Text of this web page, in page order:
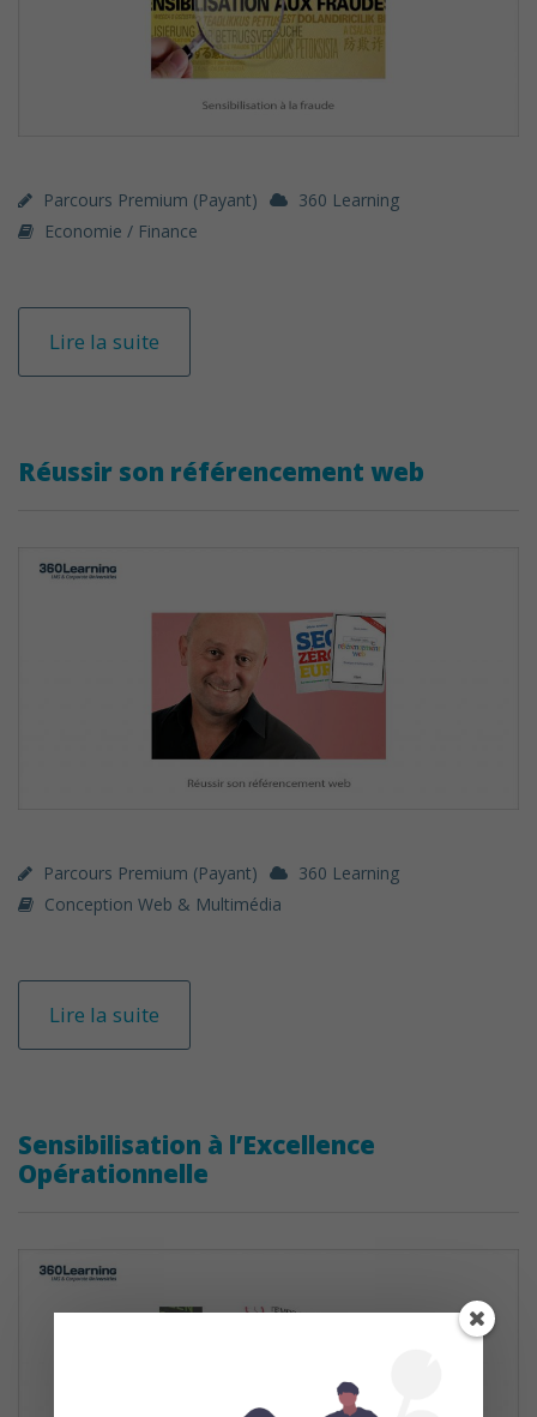
Parcours Premium (payant)
360 Learning
Economie / Finance
Lire la suite
Réussir son référencement web
Parcours Premium (payant)
360 Learning
Conception Web & Multimédia
Lire la suite
Sensibilisation à l’Excellence
Opérationnelle